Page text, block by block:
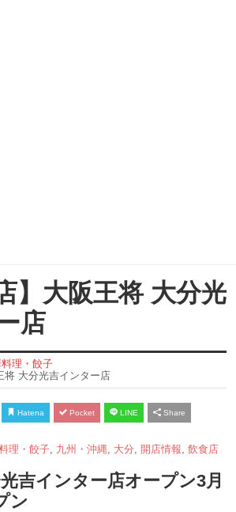
】大阪王将 大分光
店
理・餃子
将 大分光吉インター店
Hatena Pocket LINE Share
理・餃子, 九州・沖縄 大分 開店情報 飲食店
吉インター店オープン3月
ン